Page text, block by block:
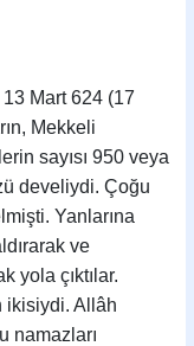
Mart 624 (17
Mekkeli
sayısı 950 veya
develiydi. Çoğu
Yanlarına
ve
yola çıktılar.
ikisiydi. Allâh
namazları